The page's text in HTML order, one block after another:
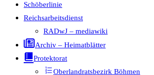
Schöberlinie
Reichsarbeitsdienst
RADwJ – mediawiki
Archiv – Heimatblätter
Protektorat
Oberlandratsbezirk Böhmen